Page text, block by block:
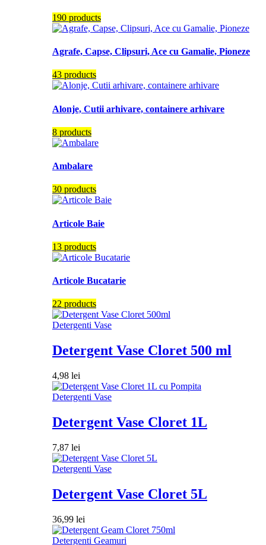
190 products
Agrafe, Capse, Clipsuri, Ace cu Gamalie, Pioneze
43 products
Alonje, Cutii arhivare, containere arhivare
8 products
Ambalare
30 products
Articole Baie
13 products
Articole Bucatarie
22 products
Detergenti Vase
Detergent Vase Cloret 500 ml
4,98 lei
Detergenti Vase
Detergent Vase Cloret 1L
7,87 lei
Detergenti Vase
Detergent Vase Cloret 5L
36,99 lei
Detergenti Geamuri